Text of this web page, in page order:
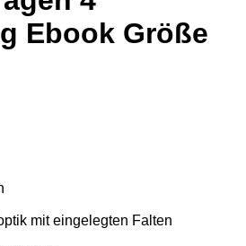
Ebook Größe
mit eingelegten Falten